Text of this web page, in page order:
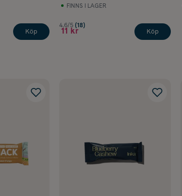
Köp
FINNS I LAGER
4.6/5 (18)
11 kr Köp